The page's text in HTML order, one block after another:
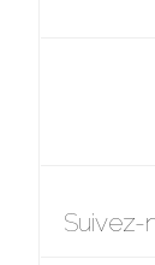
Suivez-